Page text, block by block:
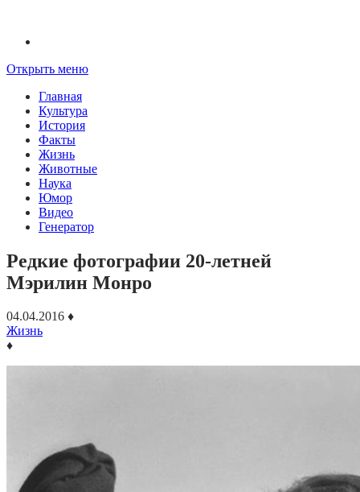
Открыть меню
Главная
Культура
История
Факты
Жизнь
Животные
Наука
Юмор
Видео
Генератор
Редкие фотографии 20-летней
Мэрилин Монро
04.04.2016 ♦
Жизнь
♦